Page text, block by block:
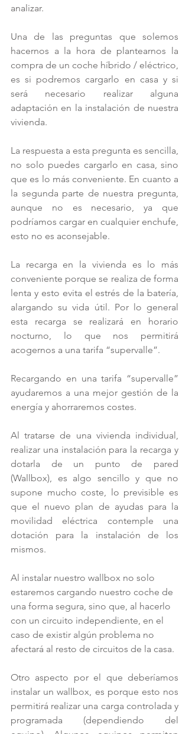
analizar.
Una de las preguntas que solemos
hacernos a la hora de plantearnos la
compra de un coche híbrido / eléctrico,
es si podremos cargarlo en casa y si
será necesario realizar alguna
adaptación en la instalación de nuestra
vivienda.
La respuesta a esta pregunta es sencilla,
no solo puedes cargarlo en casa, sino
que es lo más conveniente. En cuanto a
la segunda parte de nuestra pregunta,
aunque no es necesario, ya que
podríamos cargar en cualquier enchufe,
esto no es aconsejable.
La recarga en la vivienda es lo más
conveniente porque se realiza de forma
lenta y esto evita el estrés de la batería,
alargando su vida útil. Por lo general
esta recarga se realizará en horario
nocturno, lo que nos permitirá
acogernos a una tarifa “supervalle”.
Recargando en una tarifa “supervalle”
ayudaremos a una mejor gestión de la
energía y ahorraremos costes.
Al tratarse de una vivienda individual,
realizar una instalación para la recarga y
dotarla de un punto de pared
(Wallbox), es algo sencillo y que no
supone mucho coste, lo previsible es
que el nuevo plan de ayudas para la
movilidad eléctrica contemple una
dotación para la instalación de los
mismos.
Al instalar nuestro wallbox no solo
estaremos cargando nuestro coche de
una forma segura, sino que, al hacerlo
con un circuito independiente, en el
caso de existir algún problema no
afectará al resto de circuitos de la casa.
Otro aspecto por el que deberíamos
instalar un wallbox, es porque esto nos
permitirá realizar una carga controlada y
programada (dependiendo del